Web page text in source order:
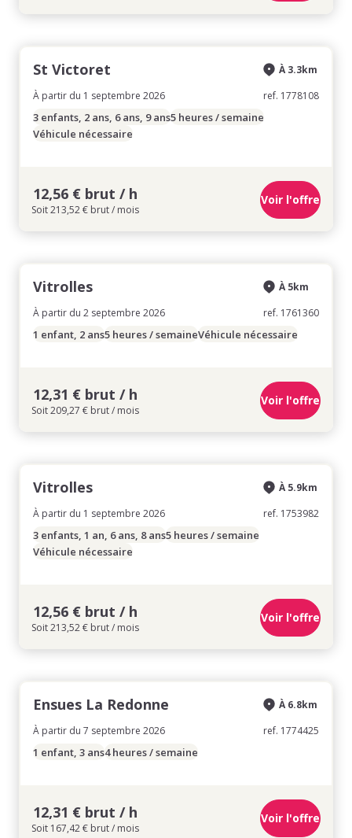
St Victoret
À partir du 1 septembre 2026
À 3.3km
ref. 1778108
3 enfants, 2 ans, 6 ans, 9 ans5 heures / semaine
Véhicule nécessaire
12,56 € brut / h
Soit 213,52 € brut / mois
Voir l'offre
Vitrolles
À partir du 2 septembre 2026
À 5km
ref. 1761360
1 enfant, 2 ans5 heures / semaineVéhicule nécessaire
12,31 € brut / h
Soit 209,27 € brut / mois
Voir l'offre
Vitrolles
À partir du 1 septembre 2026
À 5.9km
ref. 1753982
3 enfants, 1 an, 6 ans, 8 ans5 heures / semaine
Véhicule nécessaire
12,56 € brut / h
Soit 213,52 € brut / mois
Voir l'offre
Ensues La Redonne
À partir du 7 septembre 2026
À 6.8km
ref. 1774425
1 enfant, 3 ans4 heures / semaine
12,31 € brut / h
Soit 167,42 € brut / mois
Voir l'offre